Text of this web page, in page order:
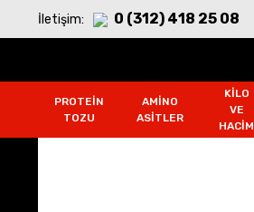
İletişim: 0 (312) 418 25 08
PROTEIN
TOZU
AMINO
ASITLER
KILO
VE
HACIM